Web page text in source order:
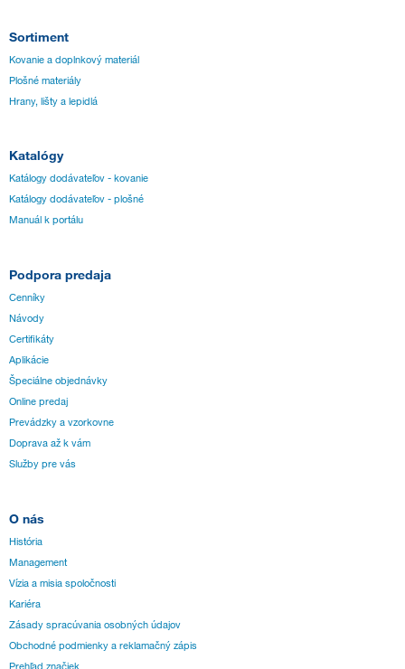
Sortiment
Kovanie a doplnkový materiál
Plošné materiály
Hrany, lišty a lepidlá
Katalógy
Katálogy dodávateľov - kovanie
Katálogy dodávateľov - plošné
Manuál k portálu
Podpora predaja
Cenníky
Návody
Certifikáty
Aplikácie
Špeciálne objednávky
Online predaj
Prevádzky a vzorkovne
Doprava až k vám
Služby pre vás
O nás
História
Management
Vízia a misia spoločnosti
Kariéra
Zásady spracúvania osobných údajov
Obchodné podmienky a reklamačný zápis
Prehľad značiek